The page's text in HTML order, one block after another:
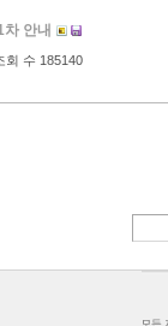
안내
회 수 185140